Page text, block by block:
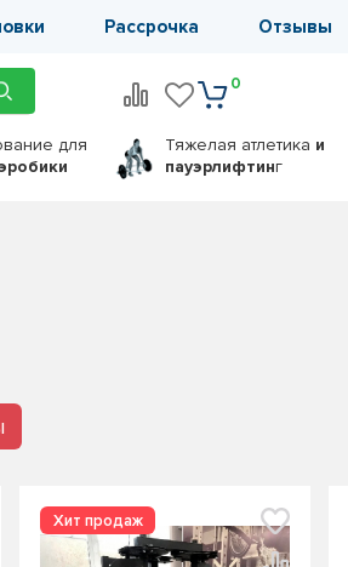
Рассрочка Отзывы
0
для
Тяжелая атлетика и
пауэрлифтинг